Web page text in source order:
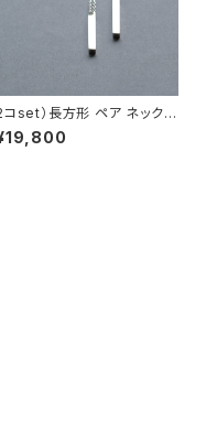
コset）長方形 ペア ネックレ
シルバー925